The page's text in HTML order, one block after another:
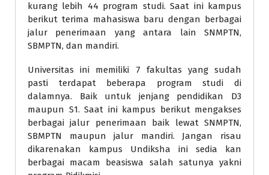
kurang lebih 44 program studi. Saat ini kampus
berikut terima mahasiswa baru dengan berbagai
jalur penerimaan yang antara lain SNMPTN,
SBMPTN, dan mandiri.
Universitas ini memiliki 7 fakultas yang sudah
pasti terdapat beberapa program studi di
dalamnya. Baik untuk jenjang pendidikan D3
maupun S1. Saat ini kampus berikut mengakses
berbagai jalur penerimaan baik lewat SNMPTN,
SBMPTN maupun jalur mandiri. Jangan risau
dikarenakan kampus Undiksha ini sedia kan
berbagai macam beasiswa salah satunya yakni